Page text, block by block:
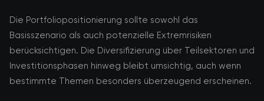
Die Portfoliopositionierung sollte sowohl das
Basisszenario als auch potenzielle Extremrisiken
berücksichtigen. Die Diversifizierung über Teilsektoren und
Investitionsphasen hinweg bleibt umsichtig, auch wenn
bestimmte Themen besonders überzeugend erscheinen.